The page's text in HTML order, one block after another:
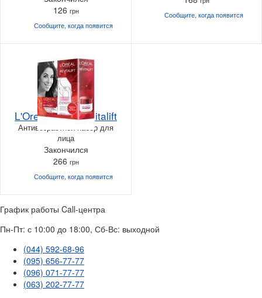
126 грн
Сообщите, когдапоявится
Сообщите, когдапоявится
L'Oreal Paris Revitalift
Антивозрастной набор для
лица
Закончился
266 грн
Сообщите, когдапоявится
График работы Call-центра
Пн-Пт: с 10:00 до 18:00, Сб-Вс: выходной
(044) 592-68-96
(095) 656-77-77
(096) 071-77-77
(063) 202-77-77